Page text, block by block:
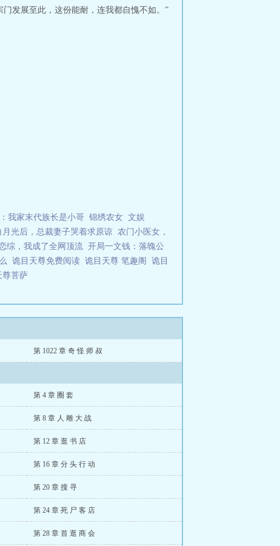
发展至此，这份能耐，连我都自愧不如。”
我家末代族长是小哥 锦绣农女 文娱
月光后，总裁妻子哭着求原谅 农门小医女，
综，我成了全网顶流 开局一文钱：落魄公
诡目天尊免费阅读 诡目天尊 笔趣阁 诡目
尊菩萨
第 1022 章 奇 怪 师 叔
第 4 章 圈 套
第 8 章 人 雕 大 战
第 12 章 逛 书 店
第 16 章 分 头 行 动
第 20 章 搜 寻
第 24 章 死 尸 客 店
第 28 章 首 逛 商 会